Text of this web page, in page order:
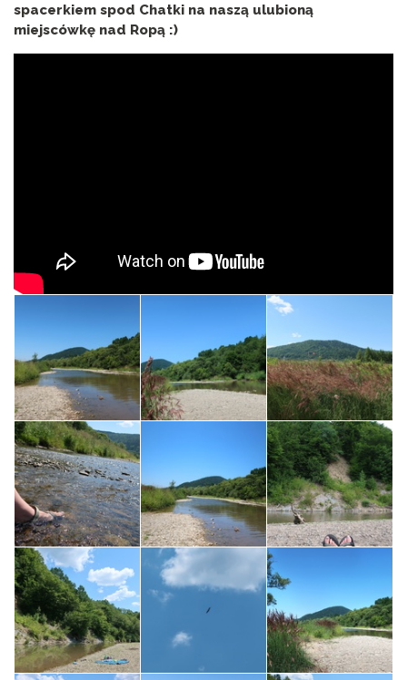
spacerkiem spod Chatki na naszą ulubioną
miejscówkę nad Ropą :)